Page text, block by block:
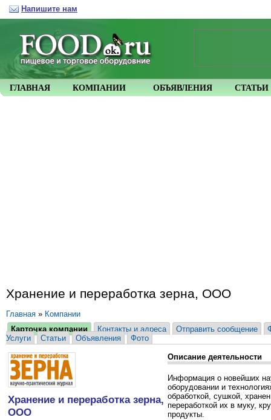
Хранение и переработка зерна, ООО
Главная » Компании
Карточка компании
Контакты и адреса Отправить сообщение
Услуги
Статьи Объявления Фото
Хранение и переработка зерна,
ООО
Описание деятельности
Информация о новейших
оборудовании и
обработкой, сушкой,
переработкой их в муку,
продукты.
ГЛАВНАЯ КОМПАНИИ ОБЪЯВЛЕНИЯ СТАТЬИ
Напишите нам